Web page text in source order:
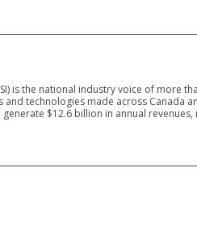
is the national industry voice of more
technologies made across Canada
$12.6 billion in annual